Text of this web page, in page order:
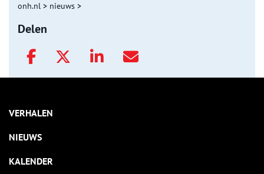
onh.nl > nieuws >
Delen
VERHALEN
NIEUWS
KALENDER